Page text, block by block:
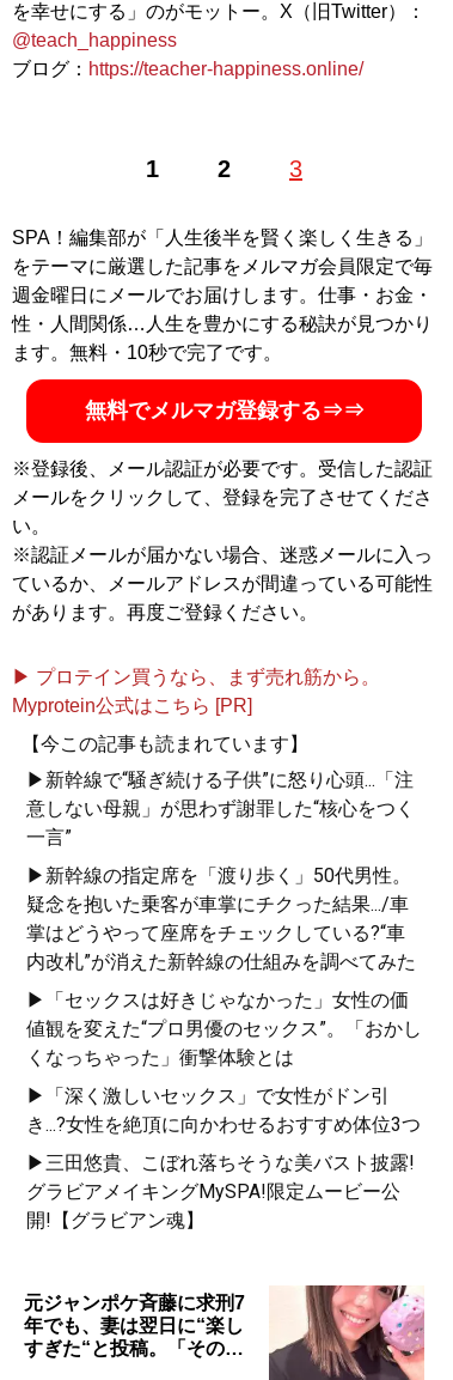
を幸せにする」のがモットー。X（旧Twitter）：
@teach_happiness
ブログ： https://teacher-happiness.online/
1 2 3
SPA！編集部が「人生後半を賢く楽しく生きる」
をテーマに厳選した記事をメルマガ会員限定で毎
週金曜日にメールでお届けします。仕事・お金・
性・人間関係…人生を豊かにする秘訣が見つかり
ます。無料・10秒で完了です。
無料でメルマガ登録する⇒⇒
※登録後、メール認証が必要です。受信した認証
メールをクリックして、登録を完了させてくださ
い。
※認証メールが届かない場合、迷惑メールに入っ
ているか、メールアドレスが間違っている可能性
があります。再度ご登録ください。
▶ プロテイン買うなら、まず売れ筋から。
Myprotein公式はこちら [PR]
【今この記事も読まれています】
▶新幹線で“騒ぎ続ける子供”に怒り心頭...「注
意しない母親」が思わず謝罪した“核心をつく
一言”
▶新幹線の指定席を「渡り歩く」50代男性。
疑念を抱いた乗客が車掌にチクった結果.../車
掌はどうやって座席をチェックしている?“車
内改札”が消えた新幹線の仕組みを調べてみた
▶「セックスは好きじゃなかった」女性の価
値観を変えた“プロ男優のセックス”。「おかし
くなっちゃった」衝撃体験とは
▶「深く激しいセックス」で女性がドン引
き...?女性を絶頂に向かわせるおすすめ体位3つ
▶三田悠貴、こぼれ落ちそうな美バスト披露!
グラビアメイキングMySPA!限定ムービー公
開!【グラビアン魂】
元ジャンポケ斉藤に求刑7
年でも、妻は翌日に“楽し
すぎた“と投稿。「その…